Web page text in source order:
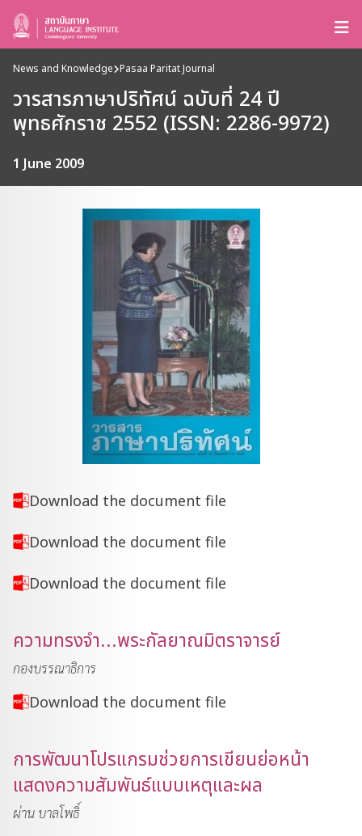
News and Knowledge Pasaa Paritat Journal
วารสารภาษาปริทัศน์ ฉบับที่ 24 ปี
พุทธศักราช 2552 (ISSN: 2286-9972)
1 June 2009
Download the document file
Download the document file
Download the document file
ความทรงจำ...พระกัลยาณมิตราจารย์
กองบรรณาธิการ
Download the document file
การพัฒนาโปรแกรมช่วยการเขียนย่อหน้า
แสดงความสัมพันธ์แบบเหตุและผล
ผ่าน บาลโพธิ์